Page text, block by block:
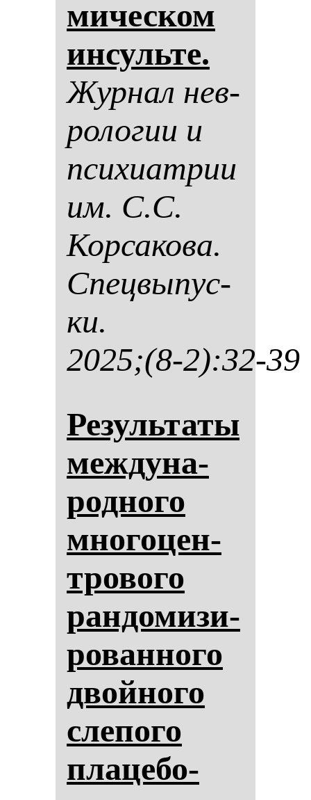
ми­чес­ком
ин­суль­те.
Жур­нал нев­
ро­ло­гии и
пси­хи­ат­рии
им. С.С.
Кор­са­ко­ва.
Спец­вы­пус­
ки.
2025;(8-2):32-39
Ре­зуль­та­ты
меж­ду­на­
род­но­го
мно­го­цен­
тро­во­го
ран­до­ми­зи­
ро­ван­но­го
двой­но­го
сле­по­го
пла­це­бо-